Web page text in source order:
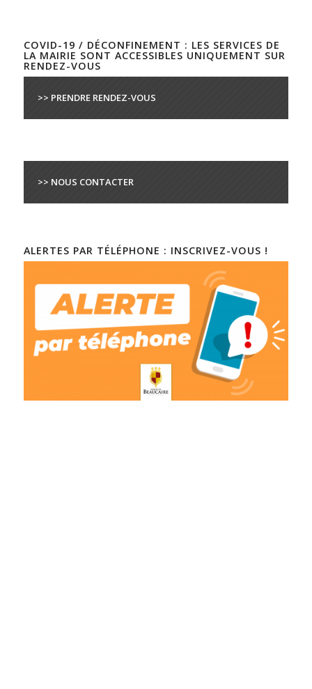
COVID-19 / DÉCONFINEMENT : LES SERVICES DE
LA MAIRIE SONT ACCESSIBLES UNIQUEMENT SUR
RENDEZ-VOUS
>> PRENDRE RENDEZ-VOUS
>> NOUS CONTACTER
ALERTES PAR TÉLÉPHONE : INSCRIVEZ-VOUS !